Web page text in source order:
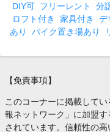
DIY可 フリーレント 分
ロフト付き
家具付き デ
あり
バイク置き場あり
【免責事項】
このコーナーに掲載して
報ネットワーク」に加盟
されています。信頼性の